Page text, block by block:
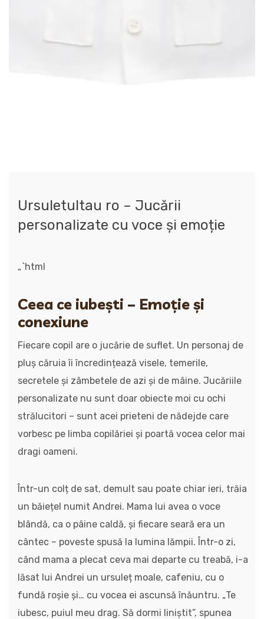
Ursuletultau ro – Jucării
personalizate cu voce și emoție
„`html
Ceea ce iubești – Emoție și
conexiune
Fiecare copil are o jucărie de suflet. Un personaj de
pluș căruia îi încredințează visele, temerile,
secretele și zâmbetele de azi și de mâine. Jucăriile
personalizate nu sunt doar obiecte moi cu ochi
strălucitori – sunt acei prieteni de nădejde care
vorbesc pe limba copilăriei și poartă vocea celor mai
dragi oameni.
Într-un colț de sat, demult sau poate chiar ieri, trăia
un băiețel numit Andrei. Mama lui avea o voce
blândă, ca o pâine caldă, și fiecare seară era un
cântec – poveste spusă la lumina lămpii. Într-o zi,
când mama a plecat ceva mai departe cu treabă, i-a
lăsat lui Andrei un ursuleț moale, cafeniu, cu o
fundă roșie și… cu vocea ei ascunsă înăuntru. „Te
iubesc, puiul meu drag. Să dormi liniștit”, spunea